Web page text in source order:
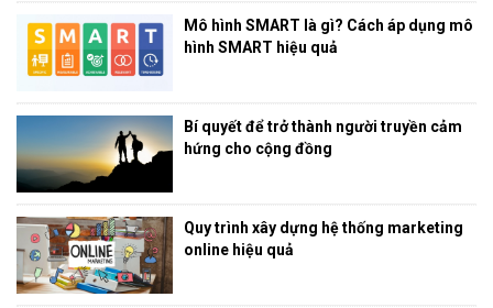
Mô hình SMART là gì? Cách áp dụng mô
hình SMART hiệu quả
Bí quyết để trở thành người truyền cảm
hứng cho cộng đồng
Quy trình xây dựng hệ thống marketing
online hiệu quả